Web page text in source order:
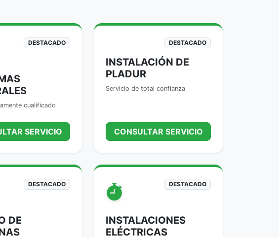
DESTACADO
cualificado
SERVICIO
DESTACADO
INSTALACIÓN DE
PLADUR
Servicio de total confianza
CONSULTAR SERVICIO
DESTACADO
DE
DESTACADO
INSTALACIONES
ELÉCTRICAS